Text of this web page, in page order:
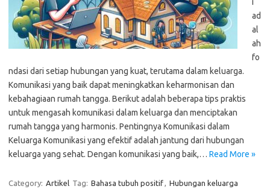
ad
al
ah
fo
ndasi dari setiap hubungan yang kuat, terutama dalam keluarga.
Komunikasi yang baik dapat meningkatkan keharmonisan dan
kebahagiaan rumah tangga. Berikut adalah beberapa tips praktis
untuk mengasah komunikasi dalam keluarga dan menciptakan
rumah tangga yang harmonis. Pentingnya Komunikasi dalam
Keluarga Komunikasi yang efektif adalah jantung dari hubungan
keluarga yang sehat. Dengan komunikasi yang baik,… Read More »
Category: Artikel Tag: Bahasa tubuh positif, Hubungan keluarga